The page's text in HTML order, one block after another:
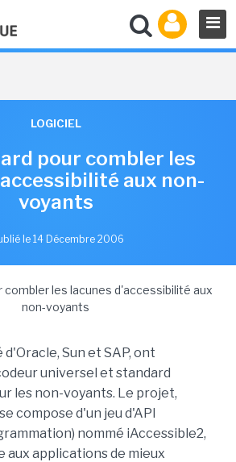
LOGICIEL
pour combler les
aux non-
voyants
le 14 Décembre 2006
Sun et SAP, ont
universel et standard
les non-voyants. Le projet,
compose d'un jeu d'API
nommé iAccessible2,
applications de mieux